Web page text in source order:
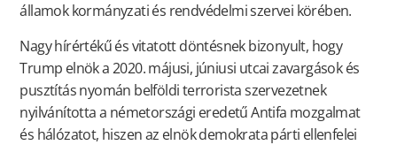
államok kormányzati és rendvédelmi szervei körében.
Nagy hírértékű és vitatott döntésnek bizonyult, hogy
Trump elnök a 2020. májusi, júniusi utcai zavargások és
pusztítás nyomán belföldi terrorista szervezetnek
nyilvánította a németországi eredetű Antifa mozgalmat
és hálózatot, hiszen az elnök demokrata párti ellenfelei